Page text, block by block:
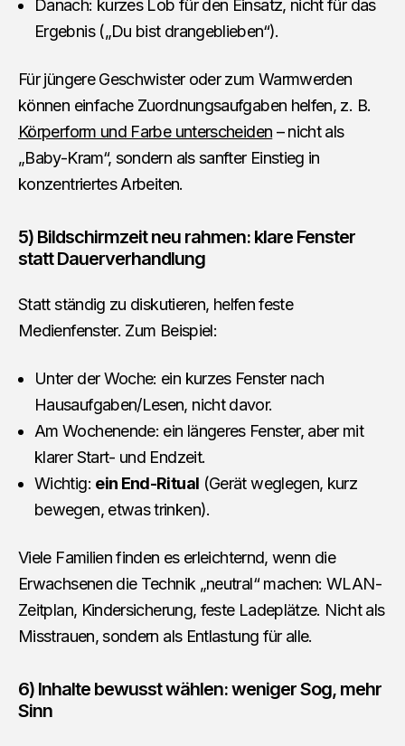
Danach: kurzes Lob für den Einsatz, nicht für das
Ergebnis („Du bist drangeblieben“).
Für jüngere Geschwister oder zum Warmwerden
können einfache Zuordnungsaufgaben helfen, z. B.
Körperform und Farbe unterscheiden – nicht als
„Baby-Kram“, sondern als sanfter Einstieg in
konzentriertes Arbeiten.
5) Bildschirmzeit neu rahmen: klare Fenster
statt Dauerverhandlung
Statt ständig zu diskutieren, helfen feste
Medienfenster. Zum Beispiel:
Unter der Woche: ein kurzes Fenster nach
Hausaufgaben/Lesen, nicht davor.
Am Wochenende: ein längeres Fenster, aber mit
klarer Start- und Endzeit.
Wichtig: ein End-Ritual (Gerät weglegen, kurz
bewegen, etwas trinken).
Viele Familien finden es erleichternd, wenn die
Erwachsenen die Technik „neutral“ machen: WLAN-
Zeitplan, Kindersicherung, feste Ladeplätze. Nicht als
Misstrauen, sondern als Entlastung für alle.
6) Inhalte bewusst wählen: weniger Sog, mehr
Sinn